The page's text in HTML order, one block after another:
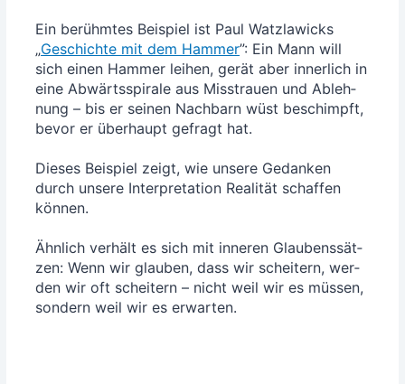
Ein berühm­tes Bei­spiel ist Paul Watz­la­wicks
„Geschich­te mit dem Ham­mer”: Ein Mann will
sich einen Ham­mer lei­hen, gerät aber inner­lich in
eine Abwärts­spi­ra­le aus Miss­trau­en und Ableh­
nung – bis er sei­nen Nach­barn wüst beschimpft,
bevor er über­haupt gefragt hat.
Die­ses Bei­spiel zeigt, wie unse­re Gedan­ken
durch unse­re Inter­pre­ta­ti­on Rea­li­tät schaf­fen
kön­nen.
Ähn­lich ver­hält es sich mit inne­ren Glau­bens­sät­
zen: Wenn wir glau­ben, dass wir schei­tern, wer­
den wir oft schei­tern – nicht weil wir es müs­sen,
son­dern weil wir es erwarten.